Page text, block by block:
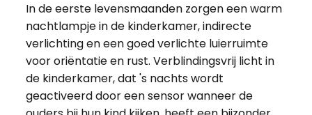
In de eerste levensmaanden zorgen een warm
nachtlampje in de kinderkamer, indirecte
verlichting en een goed verlichte luierruimte
voor oriëntatie en rust. Verblindingsvrij licht in
de kinderkamer, dat 's nachts wordt
geactiveerd door een sensor wanneer de